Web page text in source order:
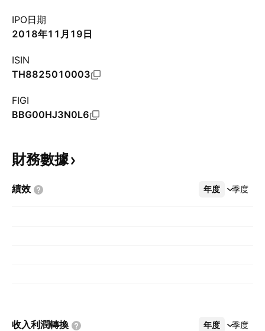
IPO日期
2018年11月19日
ISIN
TH8825010003
FIGI
BBG00HJ3N0L6
財務數據
績效 年度 季度
更多
收入利潤轉換 年度 季度
更多